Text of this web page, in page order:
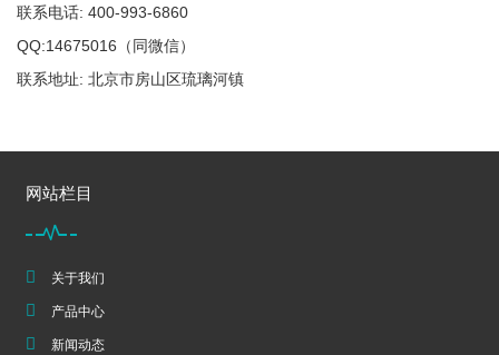
联系电话: 400-993-6860
QQ:14675016（同微信）
联系地址: 北京市房山区琉璃河镇
网站栏目
关于我们
产品中心
新闻动态